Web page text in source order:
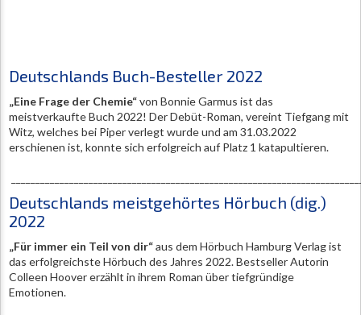
Deutschlands Buch-Besteller 2022
„Eine Frage der Chemie“von Bonnie Garmus ist das
meistverkaufte Buch 2022! Der Debüt-Roman, vereint Tiefgang mit
Witz, welches bei Piper verlegt wurde und am 31.03.2022
erschienen ist, konnte sich erfolgreich auf Platz 1 katapultieren.
Deutschlands meistgehörtes Hörbuch (dig.)
2022
„Für immer ein Teil von dir“aus dem Hörbuch Hamburg Verlag ist
das erfolgreichste Hörbuch des Jahres 2022. Bestseller Autorin
Colleen Hoover erzählt in ihrem Roman über tiefgründige
Emotionen.